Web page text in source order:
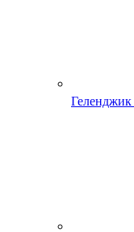
Геленджик